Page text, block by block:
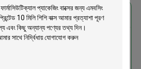
এর সেরা মূল্য পান
রাসায়নিক তেল সলিউশন ফার্মাসিউটিক্যাল